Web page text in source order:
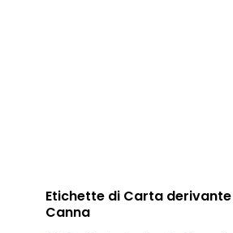
Etichette di Carta
Canna